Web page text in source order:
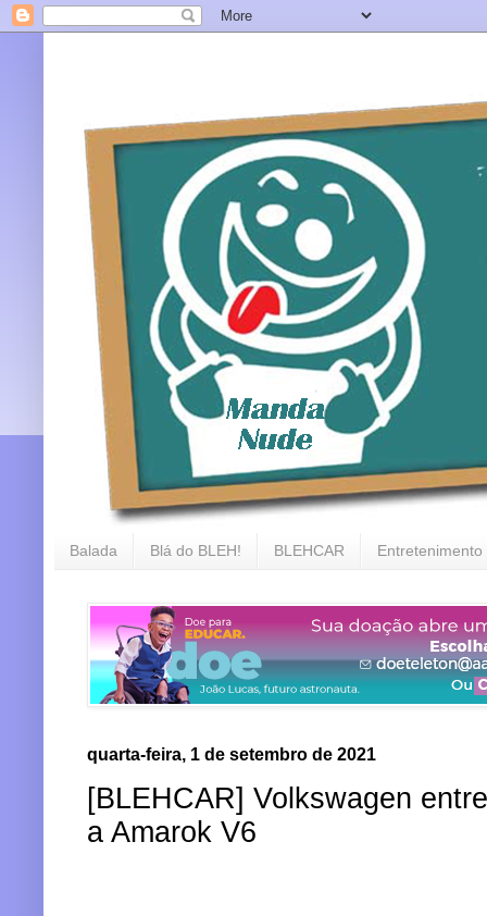
Balada Blá do BLEH! BLEHCAR Entretenimento
quarta-feira, 1 de setembro de 2021
[BLEHCAR] Volkswagen
a Amarok V6